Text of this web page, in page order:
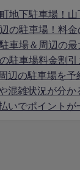
地下駐車場！
の駐車場！料
車場＆周辺の
駐車場料金割
辺の駐車場を予
混雑状況が分か
いでポイント